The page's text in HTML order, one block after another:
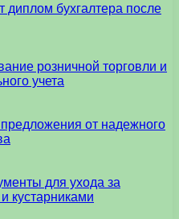
диплом бухгалтера после
розничной торговли и
учета
от надежного
для ухода за
кустарниками